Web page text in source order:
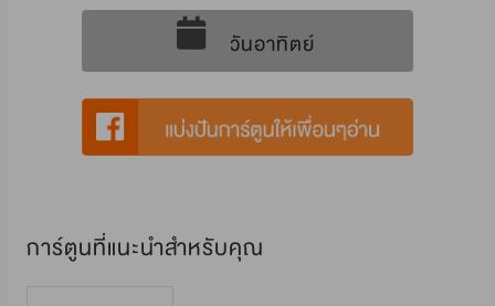
วันอาทิตย์
การ์ตูนที่แนะนำสำหรับคุณ